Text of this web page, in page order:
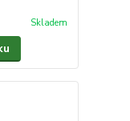
Skladem